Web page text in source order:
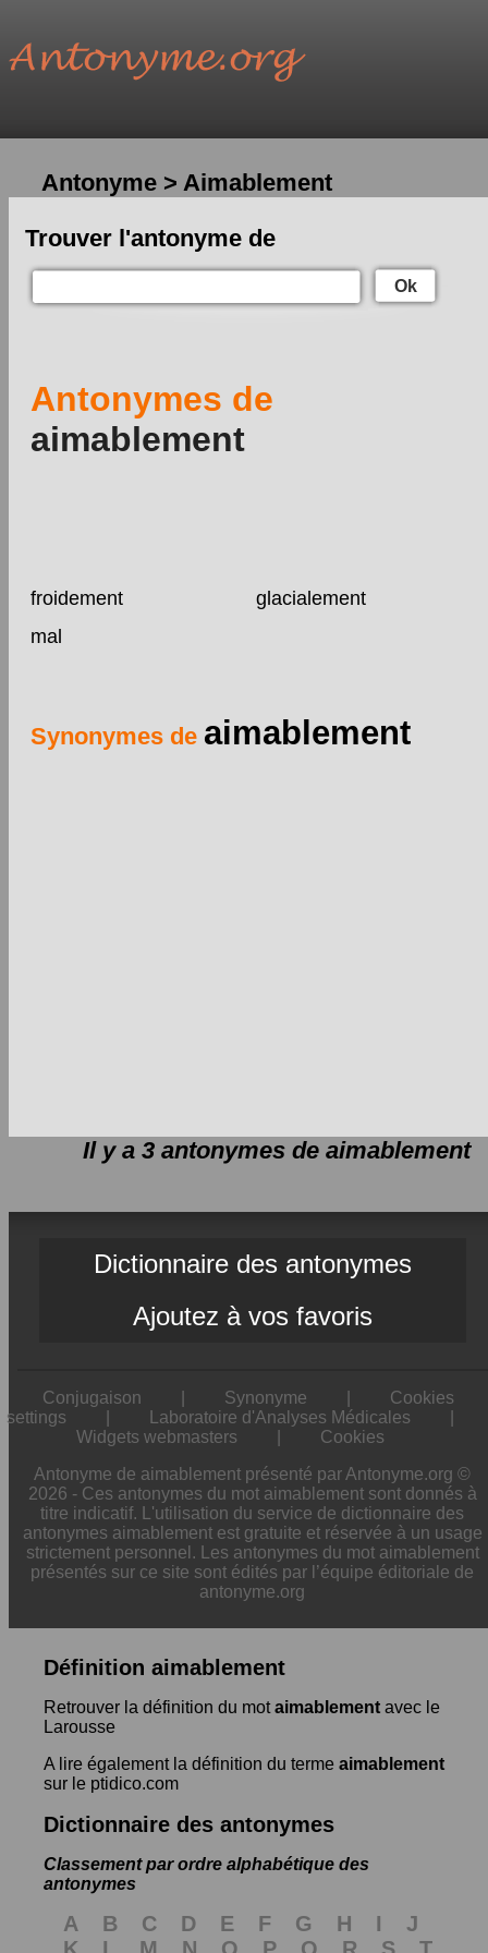
Antonyme > Aimablement
Trouver l'antonyme de
Ok
Antonymes de
aimablement
froidement
glacialement
mal
Synonymes de aimablement
Il y a 3 antonymes de aimablement
Dictionnaire des antonymes
Ajoutez à vos favoris
Conjugaison Synonyme
Cookies
settings
Laboratoire d'Analyses Médicales
Widgets webmasters
Cookies
Antonyme de aimablement présenté par Antonyme.org ©
2026 - Ces antonymes du mot aimablement sont donnés à
titre indicatif. L'utilisation du service de dictionnaire des
antonymes aimablement est gratuite et réservée à un usage
strictement personnel. Les antonymes du mot aimablement
présentés sur ce site sont édités par l’équipe éditoriale de
antonyme.org
Définition aimablement
Retrouver la définition du motaimablement avec le
Larousse
A lire également la définition du terme aimablement
sur le ptidico.com
Dictionnaire des antonymes
Classement par ordre alphabétique des
antonymes
A B C D E F G H I
J